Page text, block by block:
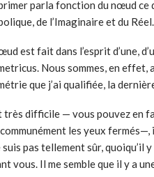
parla fonction du nœud ce
de l’Imaginaire et du Réel.
est fait dans l’esprit d’une,
Nous sommes, en effet,
que j’ai qualifiée, la
très difficile — vous pouvez en
les yeux
suis pas tellement sûr, quoiqu’il
vous. Il me semble que il y a